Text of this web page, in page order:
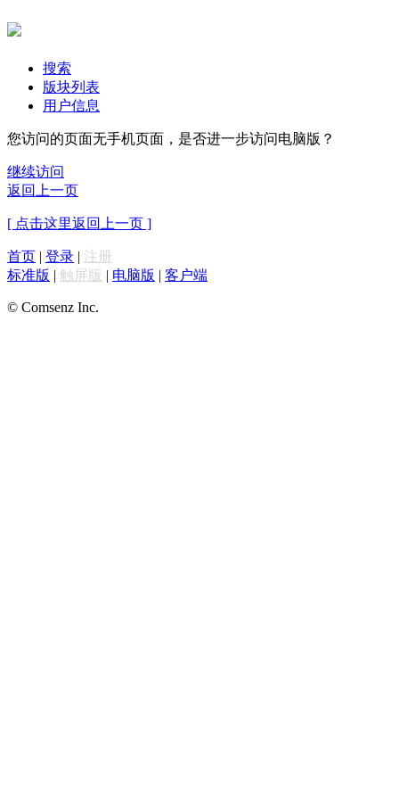
搜索
版块列表
用户信息
您访问的页面无手机页面，是否进一步访问电脑版？
继续访问
返回上一页
[ 点击这里返回上一页 ]
首页 | 登录 | 注册
标准版 | 触屏版 | 电脑版 | 客户端
© Comsenz Inc.